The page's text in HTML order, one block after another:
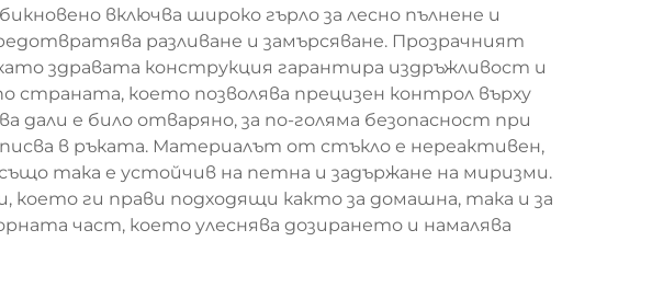
включва широко гърло за лесно пълнене и
разливане и замърсяване. Прозрачният
здравата конструкция гарантира издръжливост и
страната, което позволява прецизен контрол върху
е било отваряно, за по-голяма безопасност при
в ръката. Материалът от стъкло е нереактивен,
така е устойчив на петна и задържане на миризми.
което ги прави подходящи както за домашна, така и за
част, което улеснява дозирането и намалява